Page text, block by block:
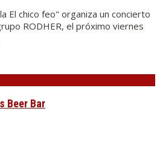
El chico feo" organiza un concierto
RODHER, el próximo viernes
Beer Bar